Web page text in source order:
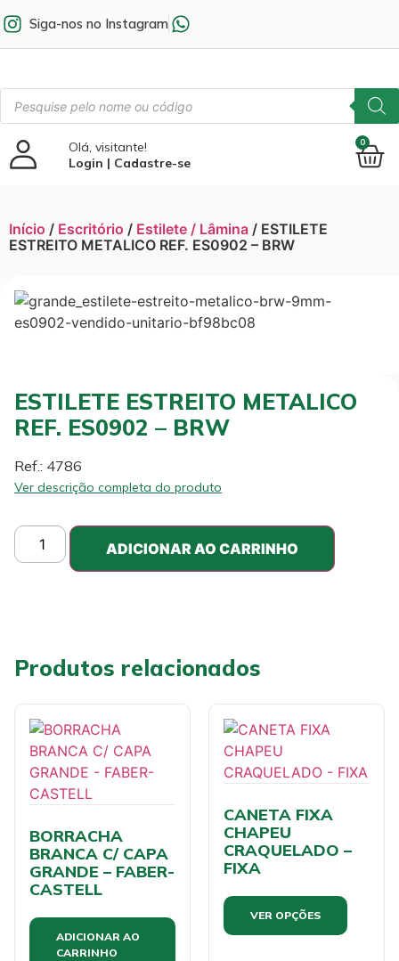
Siga-nos no Instagram
Olá, visitante!
Login | Cadastre-se
0
Início / Escritório / Estilete / Lâmina / ESTILETE
ESTREITO METALICO REF. ES0902 – BRW
ESTILETE ESTREITO METALICO
REF. ES0902 – BRW
Ref.: 4786
Ver descrição completa do produto
ADICIONAR AO CARRINHO
Produtos relacionados
BORRACHA
BRANCA C/ CAPA
GRANDE – FABER-
CASTELL
ADICIONAR AO
CARRINHO
CANETA FIXA
CHAPEU
CRAQUELADO –
FIXA
VER OPÇÕES